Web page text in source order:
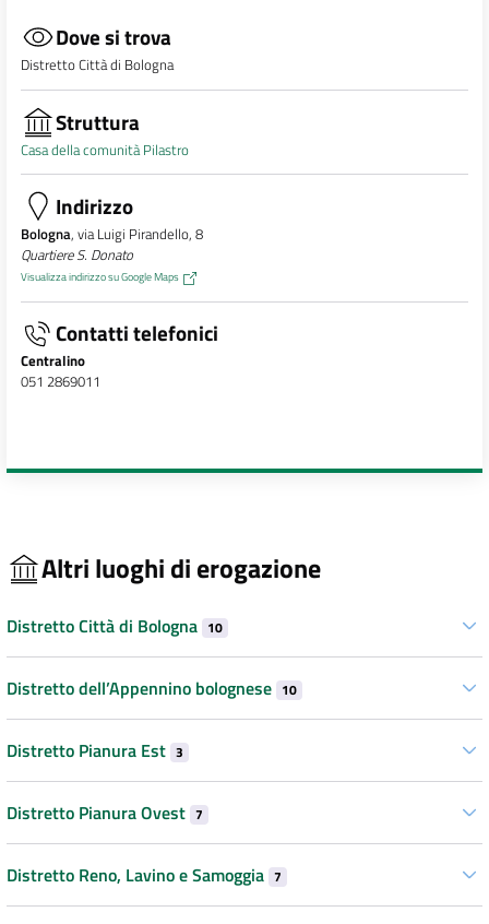
Dove si trova
Distretto Città di Bologna
Struttura
Casa della comunità Pilastro
Indirizzo
Bologna, via Luigi Pirandello, 8
Quartiere S. Donato
Visualizza indirizzo su Google Maps
Contatti telefonici
Centralino
051 2869011
Altri luoghi di erogazione
Distretto Città di Bologna 10
Distretto dell’Appennino bolognese 10
Distretto Pianura Est 3
Distretto Pianura Ovest 7
Distretto Reno, Lavino e Samoggia 7